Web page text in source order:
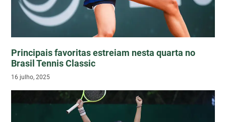
Principais favoritas estreiam nesta quarta no
Brasil Tennis Classic
16 julho, 2025